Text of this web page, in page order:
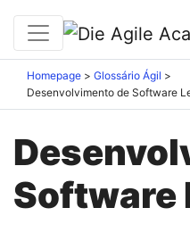
Homepage
Glossário Ágil
Desenvolvimento de Software
Software